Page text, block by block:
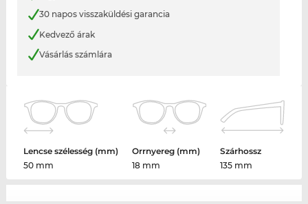
30 napos visszaküldési garancia
Kedvező árak
Vásárlás számlára
Lencse szélesség (mm)
50 mm
Orrnyereg (mm)
18 mm
Szárhossz
135 mm